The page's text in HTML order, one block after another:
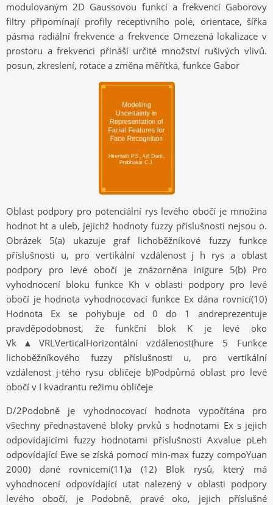
modulovaným 2D Gaussovou funkcí a frekvencí Gaborovy
filtry připomínají profily receptivního pole, orientace, šířka
pásma radiální frekvence a frekvence Omezená lokalizace v
prostoru a frekvenci přináší určité množství rušivých vlivů.
posun, zkreslení, rotace a změna měřítka, funkce Gabor
Oblast podpory pro potenciální rys levého obočí je množina
hodnot ht a uleb, jejichž hodnoty fuzzy příslušnosti nejsou o.
Obrázek 5(a) ukazuje graf lichoběžníkové fuzzy funkce
příslušnosti u, pro vertikální vzdálenost j h rys a oblast
podpory pro levé obočí je znázorněna inigure 5(b) Pro
vyhodnocení bloku funkce Kh v oblasti podpory pro levé
obočí je hodnota vyhodnocovací funkce Ex dána rovnicí(10)
Hodnota Ex se pohybuje od 0 do 1 andreprezentuje
pravděpodobnost, že funkční blok K je levé oko
Vk▲VRLVerticalHorizontální vzdálenost(hure 5 Funkce
lichoběžníkového fuzzy příslušnosti u, pro vertikální
vzdálenost j-tého rysu obličeje b)Podpůrná oblast pro levé
obočí v I kvadrantu režimu obličeje
D/2Podobně je vyhodnocovací hodnota vypočítána pro
všechny přednastavené bloky prvků s hodnotami Ex s jejich
odpovídajícími fuzzy hodnotami příslušnosti Axvalue pLeh
odpovídající Ewe se získá pomocí min-max fuzzy compoYuan
2000) dané rovnicemi(11)a (12) Blok rysů, který má
vyhodnocení odpovídající utat nalezený v oblasti podpory
levého obočí, je Podobně, pravé oko, jejich příslušné